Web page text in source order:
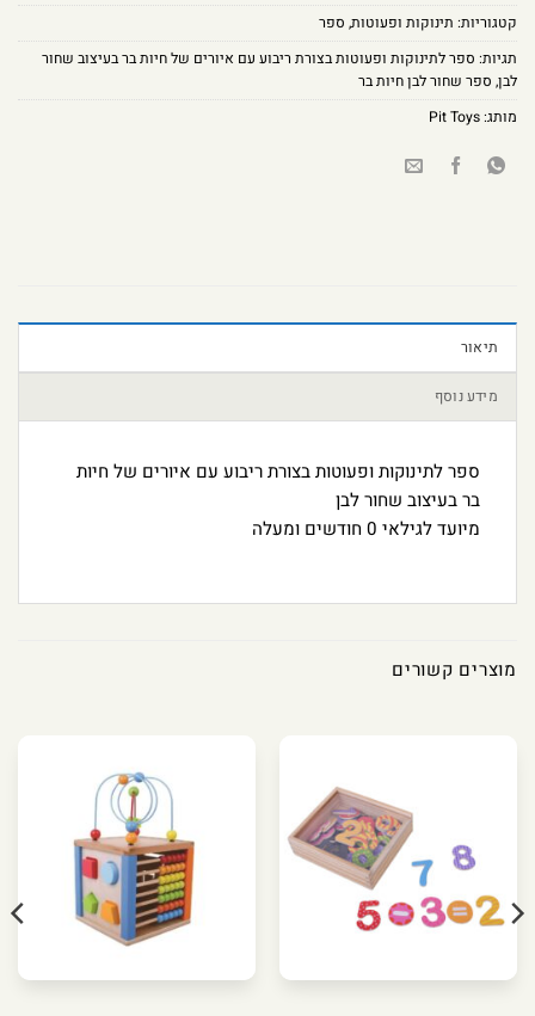
קטגוריות: תינוקות ופעוטות, ספר
תגיות: ספר לתינוקות ופעוטות בצורת ריבוע עם איורים של חיות בר בעיצוב שחור
לבן, ספר שחור לבן חיות בר
מותג:Pit Toys
תיאור
מידע נוסף
ספר לתינוקות ופעוטות בצורת ריבוע עם איורים של חיות
בר בעיצוב שחור לבן
מיועד לגילאי 0 חודשים ומעלה
מוצרים קשורים